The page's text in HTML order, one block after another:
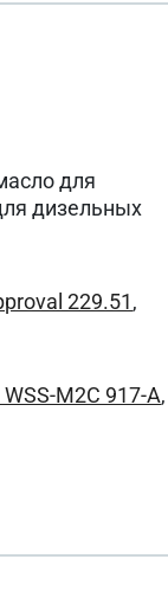
для
дизельных
229.51,
WSS-M2C 917-A,